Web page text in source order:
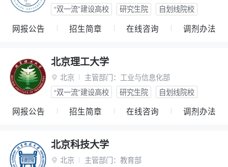
“双一流”建设高校
研究生院 自划线院校
网报公告 招生简章 在线咨询 调剂办法
北京理工大学
 北京 主管部门： 工业与信息化部
“双一流”建设高校
研究生院 自划线院校
网报公告 招生简章 在线咨询 调剂办法
北京科技大学
 北京 主管部门： 教育部